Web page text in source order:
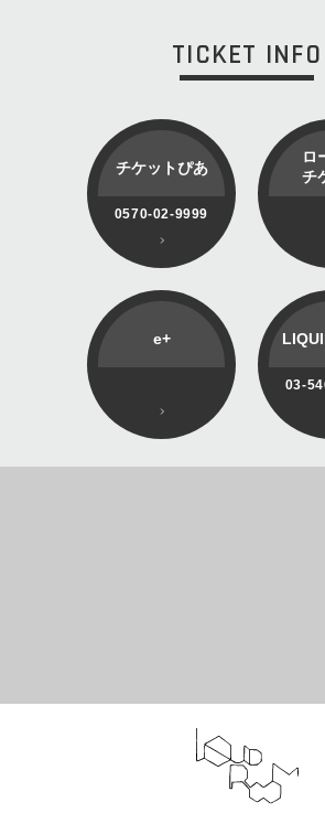
TICKET INFO
チケットぴあ
0570-02-9999
ロ
チ
e+
03-